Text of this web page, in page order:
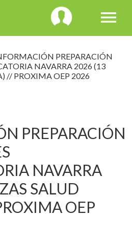
menu
PREPARACIÓN
NAVARRA 2026 (13
// PROXIMA OEP 2026
PREPARACIÓN
NAVARRA
SALUD
OEP